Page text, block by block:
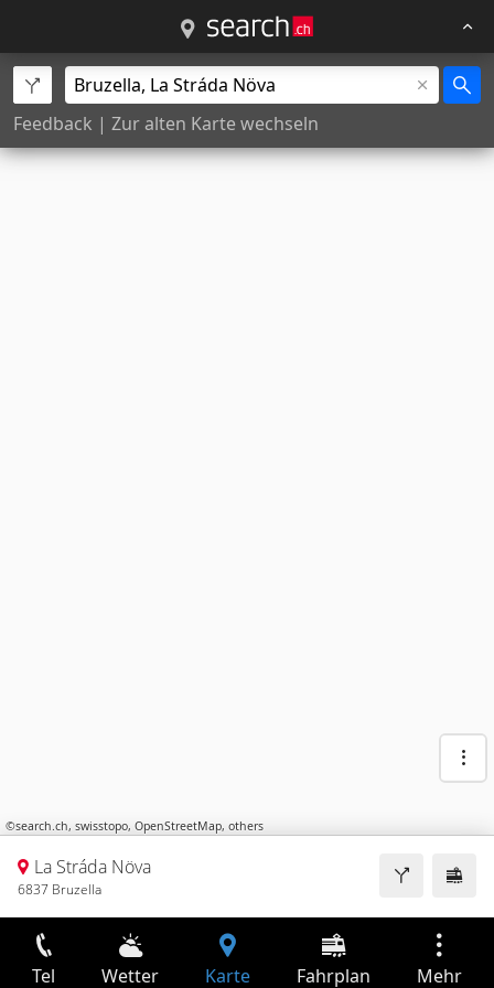
Feedback | Zur alten Karte wechseln
©search.ch, swisstopo, OpenStreetMap, others
La Stráda Növa
6837 Bruzella
Tel Wetter Karte Fahrplan Mehr